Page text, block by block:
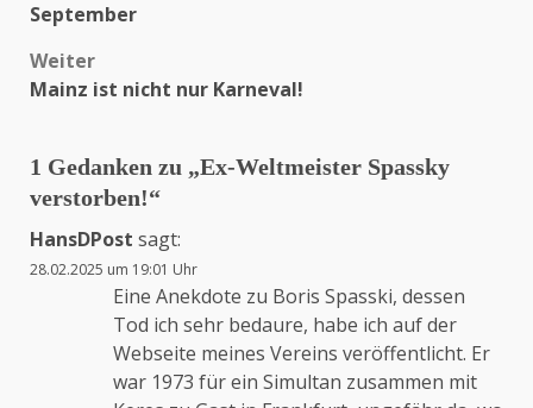
September
Weiter
Mainz ist nicht nur Karneval!
1 Gedanken zu „Ex-Weltmeister Spassky
verstorben!“
HansDPost sagt:
28.02.2025 um 19:01 Uhr
Eine Anekdote zu Boris Spasski, dessen
Tod ich sehr bedaure, habe ich auf der
Webseite meines Vereins veröffentlicht. Er
war 1973 für ein Simultan zusammen mit